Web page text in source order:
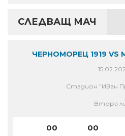
СЛЕДВАЩ МАЧ
ЧЕРНОМОРЕЦ 1919 VS
Стадион "Иван
Втора
00 00